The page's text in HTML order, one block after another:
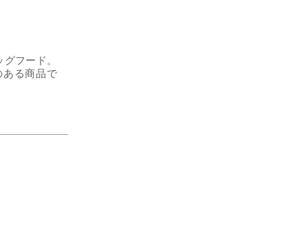
フード。
る商品で